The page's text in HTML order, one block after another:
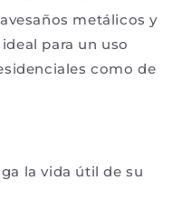
metálicos y
para un uso
como de
la vida útil de su